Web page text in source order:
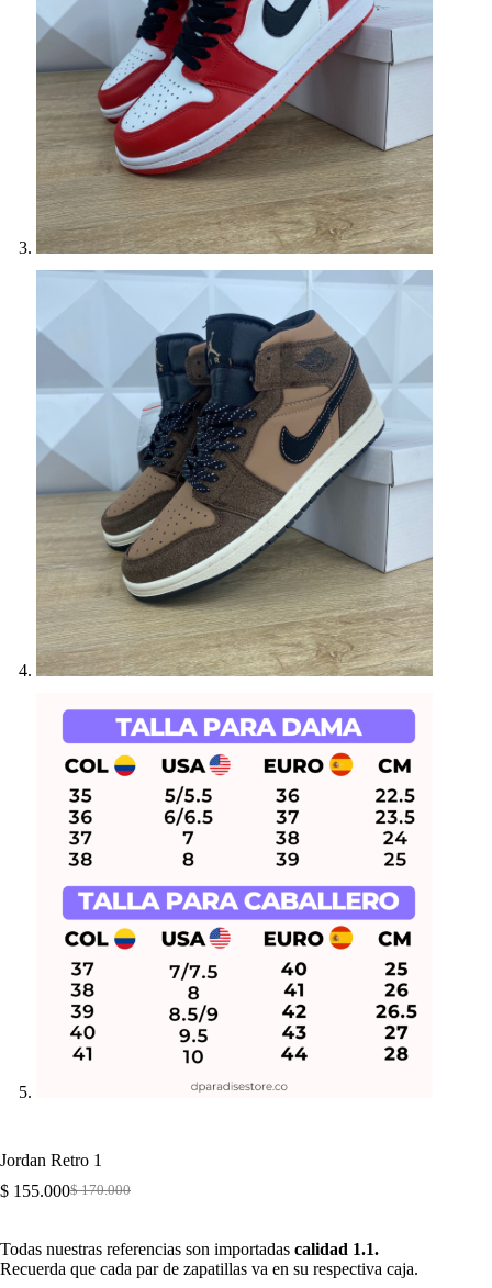
Jordan Retro 1
$170.000
Original
$ 170.000.
$ 155.000Current
$ 155.000.
Todas nuestras referencias son importadas calidad 1.1.
Recuerda que cada par de zapatillas va en su respectiva caja.